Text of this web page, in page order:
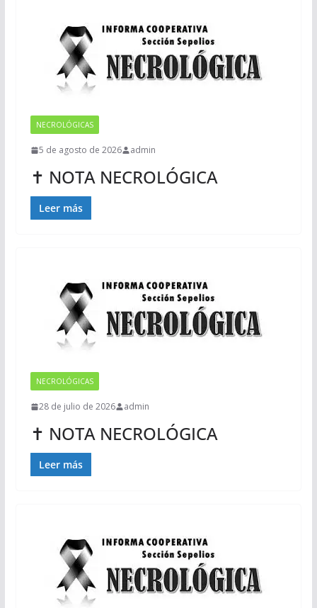
NECROLÓGICAS
5 de agosto de 2026 admin
✝ NOTA NECROLÓGICA
Leer más
NECROLÓGICAS
28 de julio de 2026 admin
✝ NOTA NECROLÓGICA
Leer más